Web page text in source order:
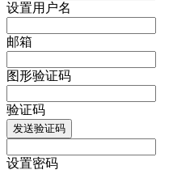
设置用户名
邮箱
图形验证码
验证码
发送验证码
设置密码